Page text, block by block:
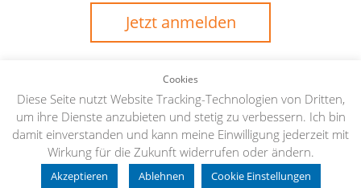
Jetzt anmelden
Copyright 2026 |Impressum|Datenschutzerklärung
Cookies
Diese Seite nutzt Website Tracking-Technologien von Dritten,
um ihre Dienste anzubieten und stetig zu verbessern. Ich bin
damit einverstanden und kann meine Einwilligung jederzeit mit
Wirkung für die Zukunft widerrufen oder ändern.
Akzeptieren Ablehnen Cookie Einstellungen